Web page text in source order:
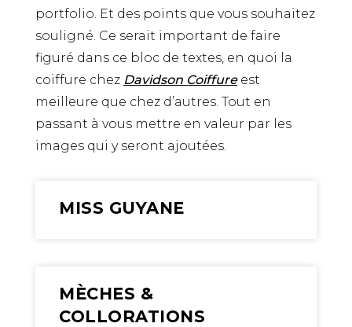
portfolio. Et des points que vous souhaitez
souligné. Ce serait important de faire
figuré dans ce bloc de textes, en quoi la
coiffure chez Davidson Coiffureest
meilleure que chez d’autres. Tout en
passant à vous mettre en valeur par les
images qui y seront ajoutées.
MISS GUYANE
MÈCHES &
COLLORATIONS